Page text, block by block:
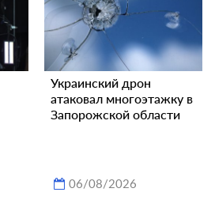
Украинский дрон
атаковал многоэтажку в
Запорожской области
06/08/2026